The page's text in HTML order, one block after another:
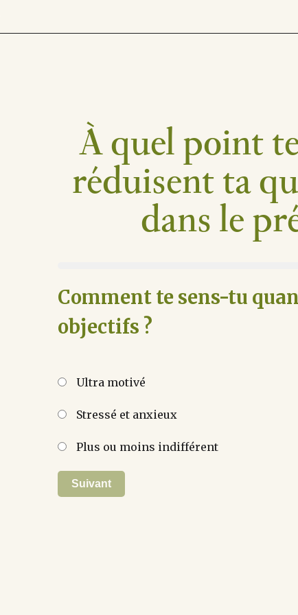
À quel point
réduisent ta
dans le
Comment te sens-tu
objectifs ?
Ultra motivé
Stressé et anxieux
Plus ou moins indifférent
Suivant